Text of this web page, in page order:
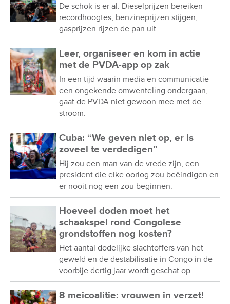
De schok is er al. Dieselprijzen bereiken
recordhoogtes, benzineprijzen stijgen,
gasprijzen rijzen de pan uit.
Leer, organiseer en kom in actie
met de PVDA-app op zak
In een tijd waarin media en communicatie
een ongekende omwenteling ondergaan,
gaat de PVDA niet gewoon mee met de
stroom.
Cuba: “We geven niet op, er is
zoveel te verdedigen”
Hij zou een man van de vrede zijn, een
president die elke oorlog zou beëindigen en
er nooit nog een zou beginnen.
Hoeveel doden moet het
schaakspel rond Congolese
grondstoffen nog kosten?
Het aantal dodelijke slachtoffers van het
geweld en de destabilisatie in Congo in de
voorbije dertig jaar wordt geschat op
8 meicoalitie: vrouwen in verzet!